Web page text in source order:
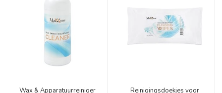
Wax & Apparatuurreiniger
Reinigingsdoekjes voor